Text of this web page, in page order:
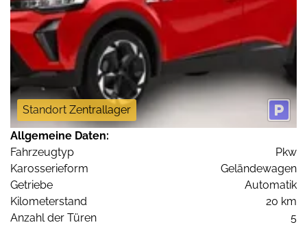
Standort Zentrallager
Allgemeine Daten:
Fahrzeugtyp
Pkw
Karosserieform
Geländewagen
Getriebe
Automatik
Kilometerstand
20 km
Anzahl der Türen
5